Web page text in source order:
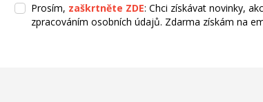
Prosím, zaškrtněte ZDE: Chci získávat novinky,
zpracováním osobních údajů. Zdarma získám na